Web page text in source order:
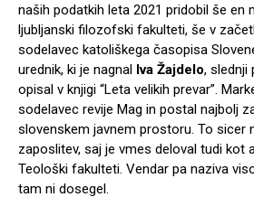
naših podatkih leta 2021 pridobil še en
ljubljanski filozofski fakulteti, še v
sodelavec katoliškega časopisa
urednik, ki je nagnal Iva Žajdelo, slednji
opisal v knjigi “Leta velikih prevar”.
sodelavec revije Mag in postal najbolj
slovenskem javnem prostoru. To sicer
zaposlitev, saj je vmes deloval tudi kot
Teološki fakulteti. Vendar pa naziva
tam ni dosegel.